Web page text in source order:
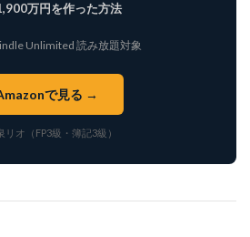
万円を作った方法
Unlimited 読み放題対象
で見る →
リオ（FP3級・簿記3級）